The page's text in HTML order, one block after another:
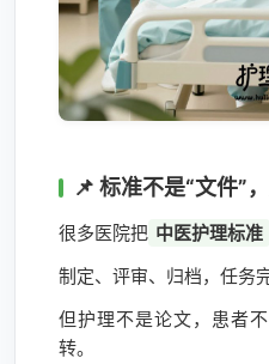
📌 标准不是“文件”
很多医院把 中医护理标准
制定、评审、归档，任务完
但护理不是论文，患者
转。